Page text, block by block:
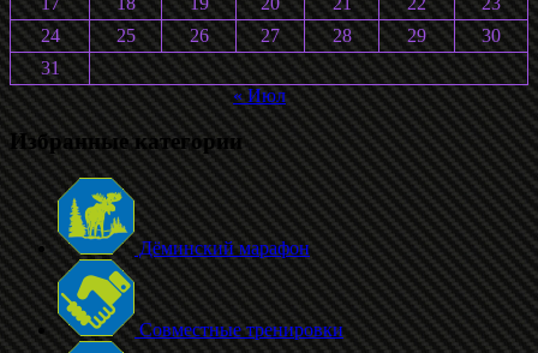
24
25 26 27 28 29
30
31
« Июл
Избранные категории
Дёминский марафон
Совместные тренировки